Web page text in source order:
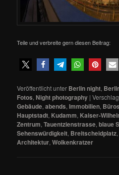
Teile und verbreite gern diesen Beitrag:
Veröffentlicht unter Berlin night,
Fotos, Night photography |
Gebäude,abends,Immobilien, Büros
Hauptstadt, Kudamm, Kaiser-
Zentrum,Tauentzienstrasse,blaue
Sehenswürdigkeit, Breitscheidplatz,
Architektur,Wolkenkratzer